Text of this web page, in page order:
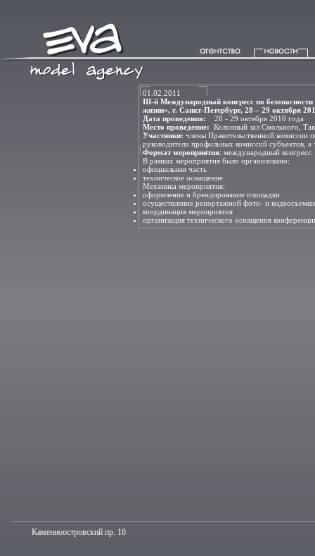
01.02.2011
III-й Международный конгресс по безопасности
жизни», г. Санкт-Петербург, 28 – 29 октября
Дата проведения: 28 - 29 октября 2010 года
Место проведение: Колонный зал Смольного,
Участники: члены Правительственной комиссии
руководители профильных комиссий субъектов,
Формат мероприятия: международный конгресс
В рамках мероприятия было организовано:
официальная часть
техническое оснащение
Механика мероприятия:
оформление и брендирование площадки
осуществление репортажной фото- и видеосъемки
координация мероприятия
организация технического оснащения
Каменноостровский пр. 10